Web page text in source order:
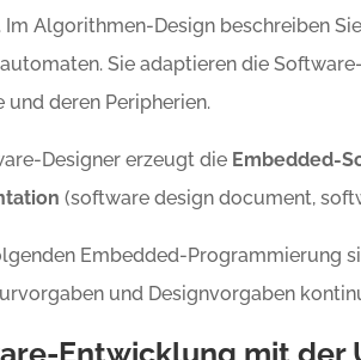
Im Algorithmen-Design beschreiben
Sie adaptieren die
und deren Peripherien.
Designer erzeugt die Embedded-
(software design document,
Embedded-Programmierung
und Designvorgaben